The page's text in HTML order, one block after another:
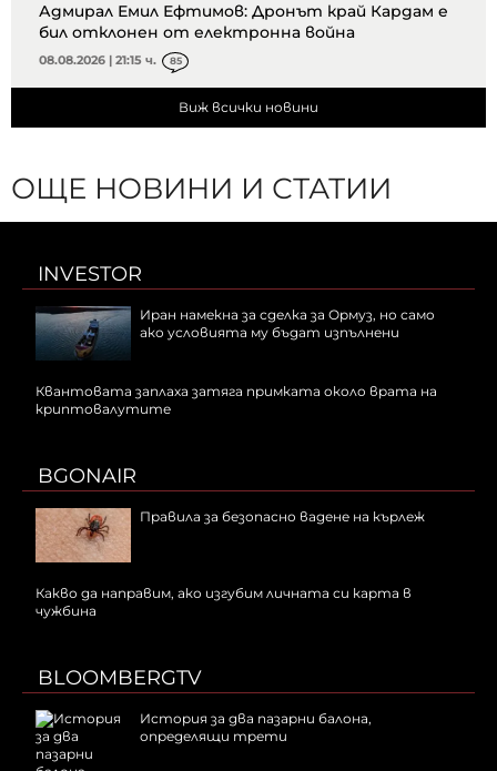
Адмирал Емил Ефтимов: Дронът край Кардам е
бил отклонен от електронна война
08.08.2026 | 21:15 ч. 85
Виж всички новини
ОЩЕ НОВИНИ И СТАТИИ
INVESTOR
Иран намекна за сделка за Ормуз, но само
ако условията му бъдат изпълнени
Квантовата заплаха затяга примката около врата на
криптовалутите
BGONAIR
Правила за безопасно вадене на кърлеж
Какво да направим, ако изгубим личната си карта в
чужбина
BLOOMBERGTV
История за два пазарни балона,
определящи трети